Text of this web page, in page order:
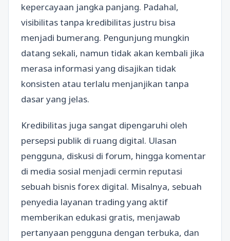
kepercayaan jangka panjang. Padahal,
visibilitas tanpa kredibilitas justru bisa
menjadi bumerang. Pengunjung mungkin
datang sekali, namun tidak akan kembali jika
merasa informasi yang disajikan tidak
konsisten atau terlalu menjanjikan tanpa
dasar yang jelas.
Kredibilitas juga sangat dipengaruhi oleh
persepsi publik di ruang digital. Ulasan
pengguna, diskusi di forum, hingga komentar
di media sosial menjadi cermin reputasi
sebuah bisnis forex digital. Misalnya, sebuah
penyedia layanan trading yang aktif
memberikan edukasi gratis, menjawab
pertanyaan pengguna dengan terbuka, dan